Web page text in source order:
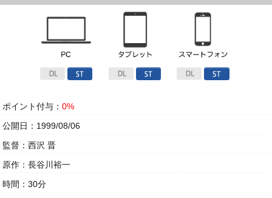
ポイント付与：0%
公開日：1999/08/06
監督：西沢 晋
原作：長谷川裕一
時間：30分